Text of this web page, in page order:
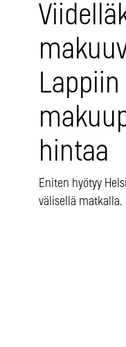
Lappiin
hintaa
Eniten hyötyy
välisellä matkalla.